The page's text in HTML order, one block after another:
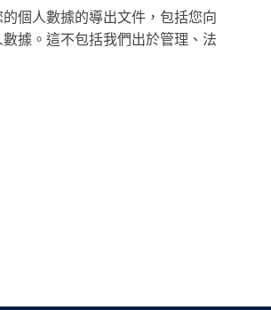
個人數據的導出文件，包括您向
據。這不包括我們出於管理、法